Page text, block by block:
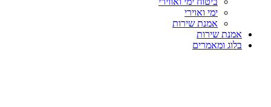
ימי ואוירי
אמנת שירות
אמנת שירות
בלוג ומאמרים